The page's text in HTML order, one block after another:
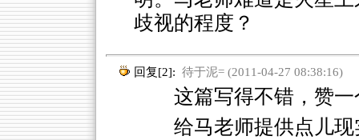
歧视的程度？
回复[2]: 待于泥= (2011-04-27 08:38:16)
这篇写得不错，赞一
给马老师提供点儿